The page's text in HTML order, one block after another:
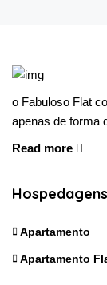
o Fabuloso Flat
apenas de forma
Read more
Hospedagens
Apartamento
Apartamento